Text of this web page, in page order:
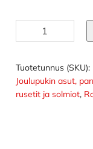
punainen
määrä
Tuotetunnus (SKU):
Joulupukin asut,
rusetit ja solmiot,